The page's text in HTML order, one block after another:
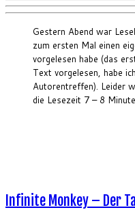
Gestern Abend war
zum ersten Mal einen
vorgelesen habe (das
Text vorgelesen, habe
Autorentreffen). Leider
die Lesezeit 7 – 8
Infinite Monkey – Der